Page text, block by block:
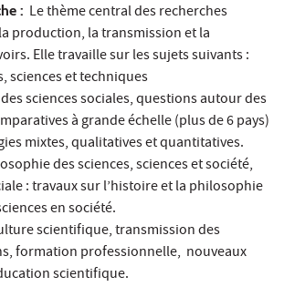
: Le thème central des recherches
production, la transmission et la
Elle travaille sur les sujets suivants :
sciences et techniques
sciences sociales, questions autour des
à grande échelle (plus de 6 pays)
mixtes, qualitatives et quantitatives.
des sciences, sciences et société,
: travaux sur l’histoire et la philosophie
en société.
scientifique, transmission des
formation professionnelle, nouveaux
scientifique.